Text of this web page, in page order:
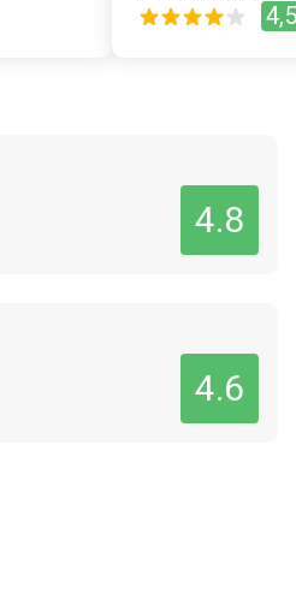
4,5
4.8
4.6